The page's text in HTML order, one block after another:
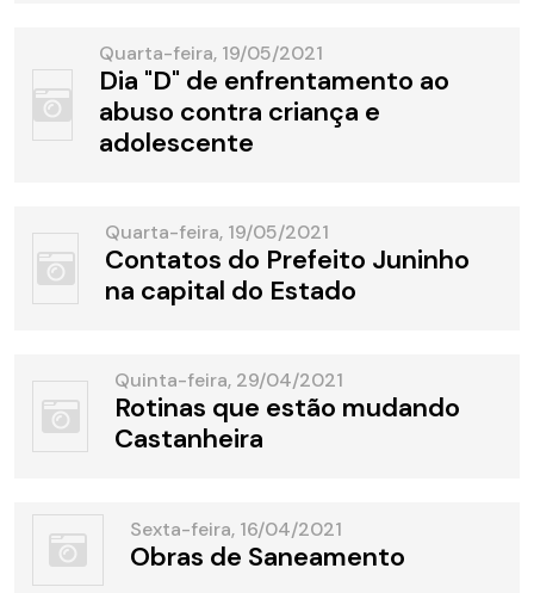
Quarta-feira, 19/05/2021
Dia "D" de enfrentamento ao
abuso contra criança e
adolescente
Quarta-feira, 19/05/2021
Contatos do Prefeito Juninho
na capital do Estado
Quinta-feira, 29/04/2021
Rotinas que estão mudando
Castanheira
Sexta-feira, 16/04/2021
Obras de Saneamento